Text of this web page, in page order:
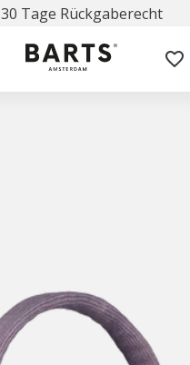
30 Tage Rückgaberecht